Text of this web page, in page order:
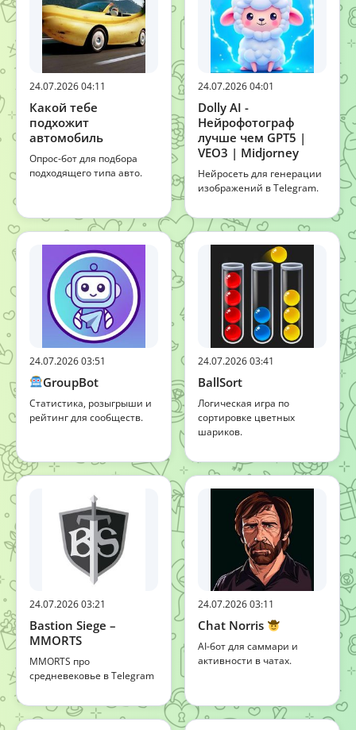
24.07.2026 04:11
Какой тебе
подхожит
автомобиль
Опрос-бот для подбора
подходящего типа авто.
24.07.2026 04:01
Dolly AI -
Нейрофотограф
лучше чем GPT5 |
VEO3 | Midjorney
Нейросеть для генерации
изображений в Telegram.
24.07.2026 03:51
GroupBot
Статистика, розыгрыши и
рейтинг для сообществ.
24.07.2026 03:41
BallSort
Логическая игра по
сортировке цветных
шариков.
24.07.2026 03:21
Bastion Siege –
MMORTS
MMORTS про
средневековье в Telegram
24.07.2026 03:11
Chat Norris
AI-бот для саммари и
активности в чатах.